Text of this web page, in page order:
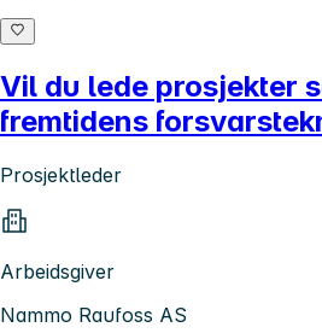
Vil du lede prosjekter
fremtidens
Prosjektleder
Arbeidsgiver
Nammo Raufoss AS